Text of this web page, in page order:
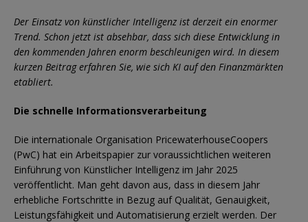
Der Einsatz von künstlicher Intelligenz ist derzeit ein enormer
Trend. Schon jetzt ist absehbar, dass sich diese Entwicklung in
den kommenden Jahren enorm beschleunigen wird. In diesem
kurzen Beitrag erfahren Sie, wie sich KI auf den Finanzmärkten
etabliert.
Die schnelle Informationsverarbeitung
Die internationale Organisation PricewaterhouseCoopers
(PwC) hat ein Arbeitspapier zur voraussichtlichen weiteren
Einführung von Künstlicher Intelligenz im Jahr 2025
veröffentlicht. Man geht davon aus, dass in diesem Jahr
erhebliche Fortschritte in Bezug auf Qualität, Genauigkeit,
Leistungsfähigkeit und Automatisierung erzielt werden. Der